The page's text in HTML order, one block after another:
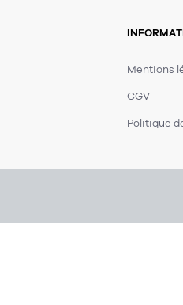
Mentions
CGV
Politique